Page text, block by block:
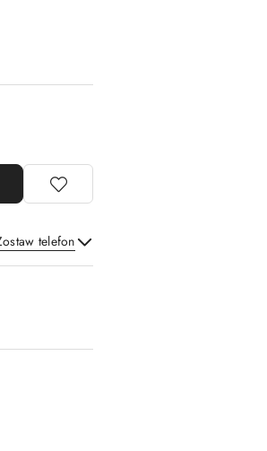
telefon
Wyślij